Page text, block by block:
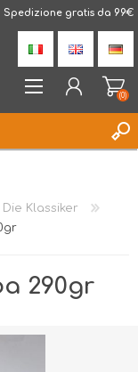
Spedizione gratis da 99€
(0)
Die Klassiker
290gr